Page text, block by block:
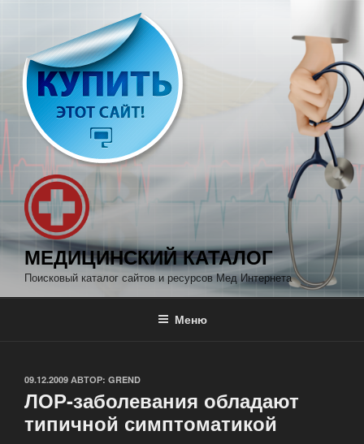
содержимому
МЕДИЦИНСКИЙ КАТАЛОГ
Поисковый каталог сайтов и ресурсов Мед Интернета
Меню
ОПУБЛИКОВАНО
09.12.2009 АВТОР: GREND
ЛОР-заболевания обладают
типичной симптоматикой